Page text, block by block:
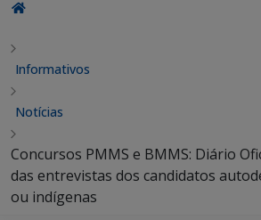
Informativos
Notícias
Concursos PMMS e BMMS: Diário
das entrevistas dos candidatos
ou indígenas